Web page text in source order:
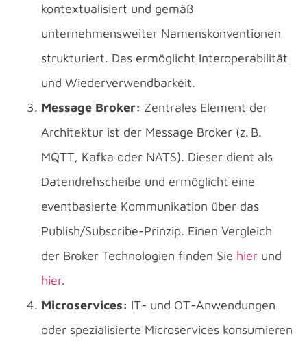
kontextualisiert und gemäß
unternehmensweiter Namenskonventionen
strukturiert. Das ermöglicht Interoperabilität
und Wiederverwendbarkeit.
Message Broker: Zentrales Element der
Architektur ist der Message Broker (z. B.
MQTT, Kafka oder NATS). Dieser dient als
Datendrehscheibe und ermöglicht eine
eventbasierte Kommunikation über das
Publish/Subscribe-Prinzip. Einen Vergleich
der Broker Technologien finden Sie hier und
hier.
Microservices: IT- und OT-Anwendungen
oder spezialisierte Microservices konsumieren